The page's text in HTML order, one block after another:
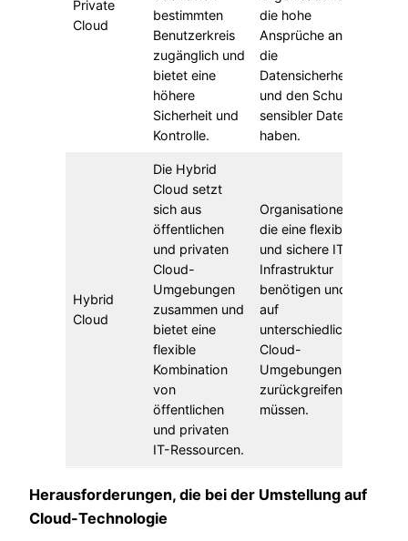
Private
Cloud
bestimmten
Benutzerkreis
zugänglich und
bietet eine
höhere
Sicherheit und
Kontrolle.
die hohe
Ansprüche an
die
Datensicherheit
und den Schutz
sensibler Daten
haben.
Hybrid
Cloud
Die Hybrid
Cloud setzt
sich aus
öffentlichen
und privaten
Cloud-
Umgebungen
zusammen und
bietet eine
flexible
Kombination
von
öffentlichen
und privaten
IT-Ressourcen.
Organisationen,
die eine flexible
und sichere IT-
Infrastruktur
benötigen und
auf
unterschiedliche
Cloud-
Umgebungen
zurückgreifen
müssen.
Herausforderungen, die bei der Umstellung auf
Cloud-Technologie